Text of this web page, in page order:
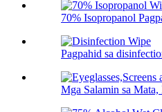
70% Isopropanol
Pagpahid sa
Mga Salamin sa